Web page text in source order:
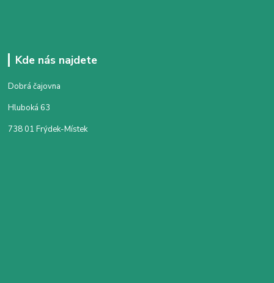
Kde nás najdete
Dobrá čajovna
Hluboká 63
738 01 Frýdek-Místek